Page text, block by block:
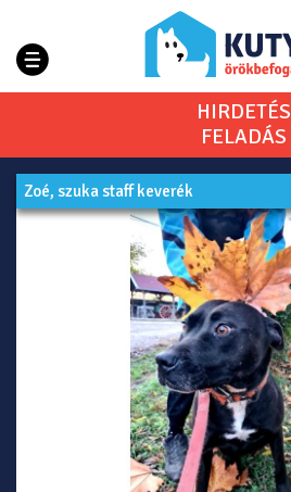
HIRDETÉS
FELADÁS
Zoé, szuka staff keverék